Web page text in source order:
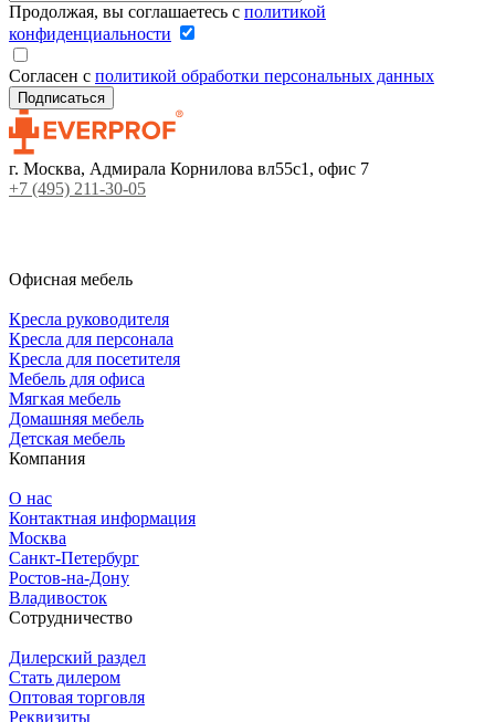
Продолжая, вы соглашаетесь с политикой
конфиденциальности
Согласен с политикой обработки персональных данных
г. Москва, Адмирала Корнилова вл55с1, офис 7
+7 (495) 211-30-05
Офисная мебель
Кресла руководителя
Кресла для персонала
Кресла для посетителя
Мебель для офиса
Мягкая мебель
Домашняя мебель
Детская мебель
Компания
О нас
Контактная информация
Москва
Санкт-Петербург
Ростов-на-Дону
Владивосток
Сотрудничество
Дилерский раздел
Стать дилером
Оптовая торговля
Реквизиты